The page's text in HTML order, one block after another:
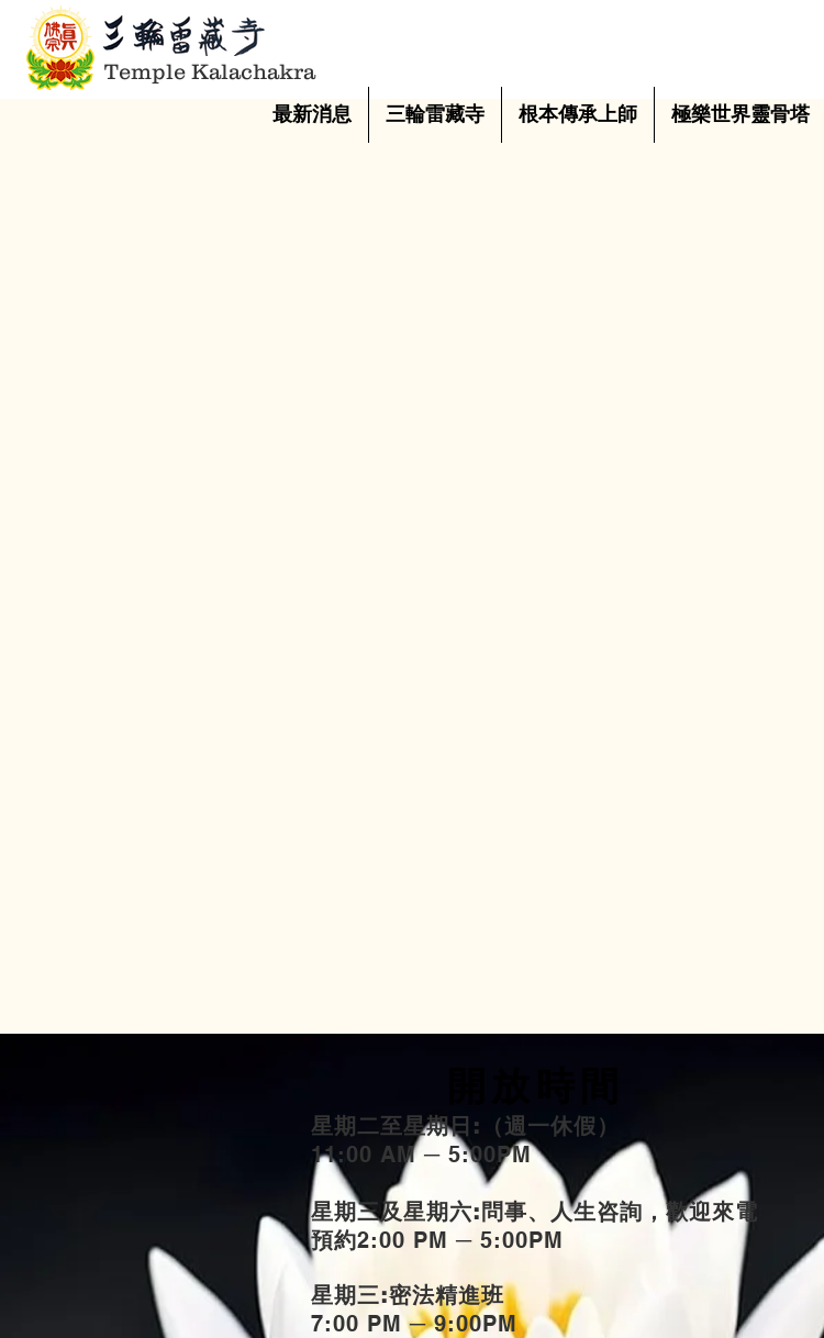
Temple Kalachakra
最新消息 三輪雷藏寺 根本傳承上師 極樂世界靈骨塔
星期二至星期日:（週一休假）
11:00 AM ─ 5:00PM
星期三及星期六:問事、人生咨詢，歡迎來電
預約2:00 PM ─ 5:00PM
星期三:密法精進班
7:00 PM ─ 9:00PM